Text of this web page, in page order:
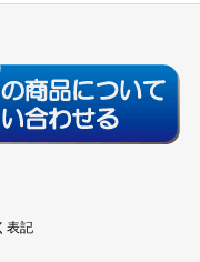
表記